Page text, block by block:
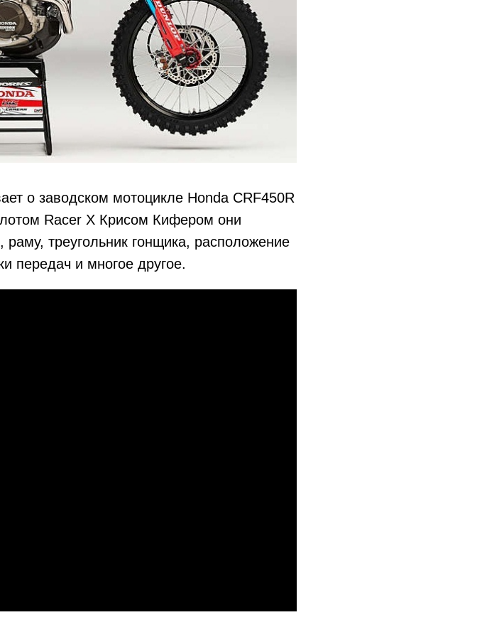
о заводском мотоцикле Honda CRF450R
Racer X Крисом Кифером они
треугольник гонщика, расположение
передач и многое другое.